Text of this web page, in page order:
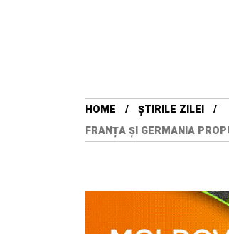
HOME
ȘTIRILE ZILEI
FRANȚA ȘI GERMANIA